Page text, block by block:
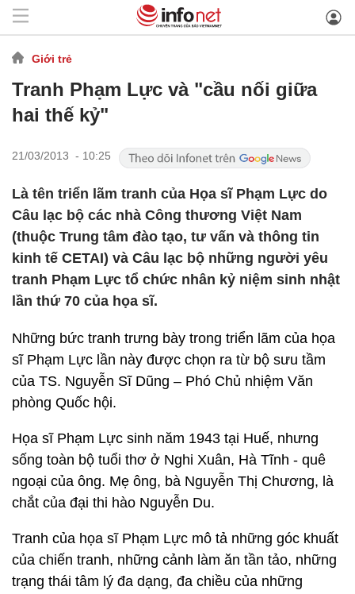
Giới trẻ
Tranh Phạm Lực và "cầu nối giữa
hai thế kỷ"
21/03/2013 - 10:25
Là tên triển lãm tranh của Họa sĩ Phạm Lực do
Câu lạc bộ các nhà Công thương Việt Nam
(thuộc Trung tâm đào tạo, tư vấn và thông tin
kinh tế CETAI) và Câu lạc bộ những người yêu
tranh Phạm Lực tổ chức nhân kỷ niệm sinh nhật
lần thứ 70 của họa sĩ.
Những bức tranh trưng bày trong triển lãm của họa
sĩ Phạm Lực lần này được chọn ra từ bộ sưu tầm
của TS. Nguyễn Sĩ Dũng – Phó Chủ nhiệm Văn
phòng Quốc hội.
Họa sĩ Phạm Lực sinh năm 1943 tại Huế, nhưng
sống toàn bộ tuổi thơ ở Nghi Xuân, Hà Tĩnh - quê
ngoại của ông. Mẹ ông, bà Nguyễn Thị Chương, là
chắt của đại thi hào Nguyễn Du.
Tranh của họa sĩ Phạm Lực mô tả những góc khuất
của chiến tranh, những cảnh làm ăn tần tảo, những
trạng thái tâm lý đa dạng, đa chiều của những